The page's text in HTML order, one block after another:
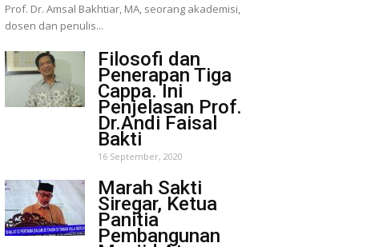
Prof. Dr. Amsal Bakhtiar, MA, seorang akademisi,
dosen dan penulis...
Filosofi dan
Penerapan Tiga
Cappa. Ini
Penjelasan Prof.
Dr.Andi Faisal
Bakti
16 September, 2020
Marah Sakti
Siregar, Ketua
Panitia
Pembangunan